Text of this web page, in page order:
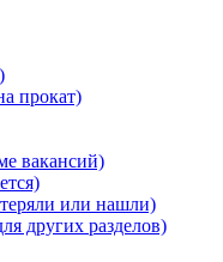
прокат)
вакансий)
или нашли)
других разделов)